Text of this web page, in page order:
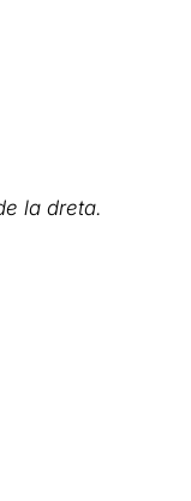
la dreta.